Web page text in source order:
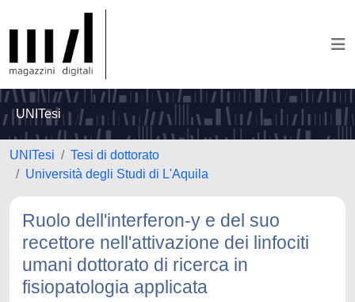
UNITesi
UNITesi
Tesi di dottorato
Università degli Studi di L'Aquila
Ruolo dell'interferon-y e del suo
recettore nell'attivazione dei linfociti
umani dottorato di ricerca in
fisiopatologia applicata